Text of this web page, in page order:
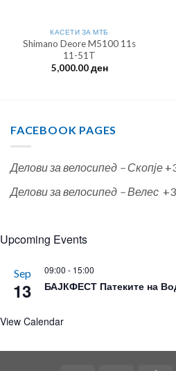
КАСЕТИ ЗА МТБ
Shimano Deore M5100 11s
11-51T
5,000.00ден
FACEBOOK PAGES
Делови за велосипед – Скопје
Делови за велосипед – Велес
Upcoming Events
Sep
13
09:00 - 15:00
БАЈКФЕСТ Патеките на
View Calendar